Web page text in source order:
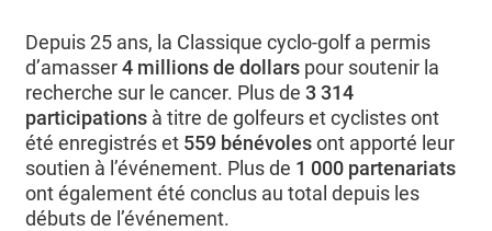
Depuis 25 ans, la Classique cyclo-golf a permis
d’amasser4 millions de dollarspour soutenir la
recherche sur le cancer. Plus de 3 314
participationsà titre de golfeurs et cyclistes ont
été enregistrés et 559 bénévolesont apporté leur
soutien à l’événement. Plus de 1 000 partenariats
ont également été conclus au total depuis les
débuts de l’événement.